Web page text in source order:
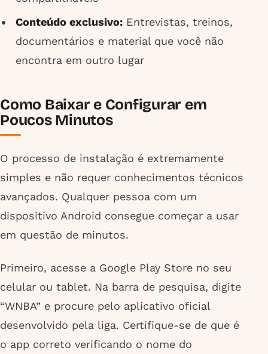
Conteúdo exclusivo:Entrevistas, treinos,
documentários e material que você não
encontra em outro lugar
Como Baixar e Configurar em
Poucos Minutos
O processo de instalação é extremamente
simples e não requer conhecimentos técnicos
avançados. Qualquer pessoa com um
dispositivo Android consegue começar a usar
em questão de minutos.
Primeiro, acesse a Google Play Store no seu
celular ou tablet. Na barra de pesquisa, digite
“WNBA” e procure pelo aplicativo oficial
desenvolvido pela liga. Certifique-se de que é
o app correto verificando o nome do